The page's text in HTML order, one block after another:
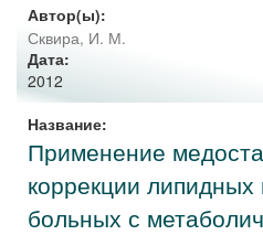
Автор(ы):
Сквира, И. М.
Дата:
2012
Название:
Применение
коррекции
больных с